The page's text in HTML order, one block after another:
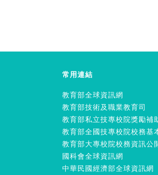
常用連結
教育部全球資訊網
教育部技術及職業教育司
教育部私立技專校院獎勵補
教育部全國技專校院校務基
教育部大專校院校務資訊公
國科會全球資訊網
中華民國經濟部全球資訊網